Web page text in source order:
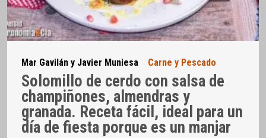
Mar Gavilán y Javier Muniesa Carne y Pescado
Solomillo de cerdo con salsa de
champiñones, almendras y
granada. Receta fácil, ideal para un
día de fiesta porque es un manjar